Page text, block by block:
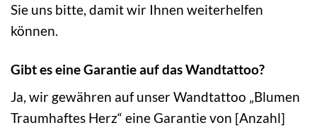
Sie uns bitte, damit wir Ihnen weiterhelfen
können.
Gibt es eine Garantie auf das Wandtattoo?
Ja, wir gewähren auf unser Wandtattoo „Blumen
Traumhaftes Herz“ eine Garantie von [Anzahl]